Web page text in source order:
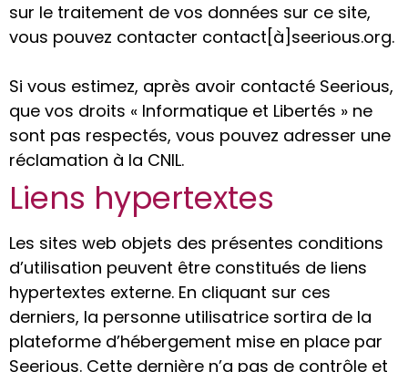
sur le traitement de vos données sur ce site,
vous pouvez contacter contact[à]seerious.org.
Si vous estimez, après avoir contacté Seerious,
que vos droits « Informatique et Libertés » ne
sont pas respectés, vous pouvez adresser une
réclamation à la CNIL.
Liens hypertextes
Les sites web objets des présentes conditions
d’utilisation peuvent être constitués de liens
hypertextes externe. En cliquant sur ces
derniers, la personne utilisatrice sortira de la
plateforme d’hébergement mise en place par
Seerious. Cette dernière n’a pas de contrôle et